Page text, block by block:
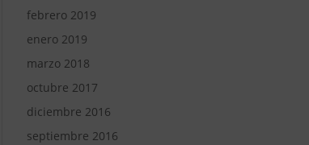
febrero 2019
enero 2019
marzo 2018
octubre 2017
diciembre 2016
septiembre 2016